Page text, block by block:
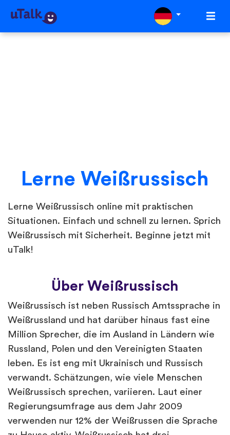
Lerne Weißrussisch
Lerne Weißrussisch online mit praktischen
Situationen. Einfach und schnell zu lernen. Sprich
Weißrussisch mit Sicherheit. Beginne jetzt mit
uTalk!
Über Weißrussisch
Weißrussisch ist neben Russisch Amtssprache in
Weißrussland und hat darüber hinaus fast eine
Million Sprecher, die im Ausland in Ländern wie
Russland, Polen und den Vereinigten Staaten
leben. Es ist eng mit Ukrainisch und Russisch
verwandt. Schätzungen, wie viele Menschen
Weißrussisch sprechen, variieren. Laut einer
Regierungsumfrage aus dem Jahr 2009
verwenden nur 12% der Weißrussen die Sprache